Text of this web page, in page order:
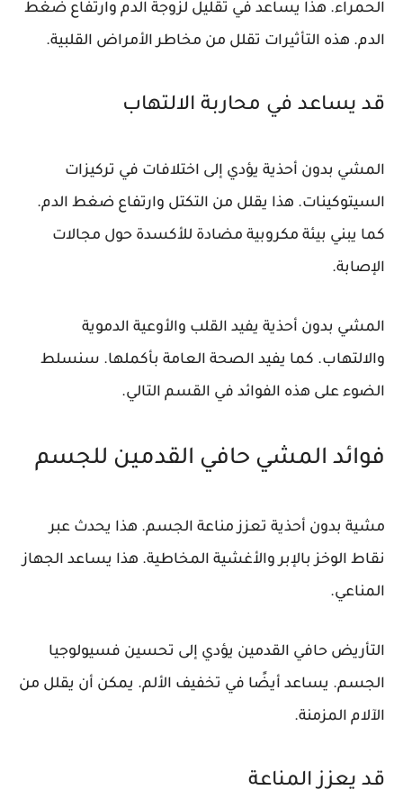
الحمراء. هذا يساعد في تقليل لزوجة الدم وارتفاع ضغط
الدم. هذه التأثيرات تقلل من مخاطر الأمراض القلبية.
قد يساعد في محاربة الالتهاب
المشي بدون أحذية يؤدي إلى اختلافات في تركيزات
السيتوكينات. هذا يقلل من التكتل وارتفاع ضغط الدم.
كما يبني بيئة مكروبية مضادة للأكسدة حول مجالات
الإصابة.
المشي بدون أحذية يفيد القلب والأوعية الدموية
والالتهاب. كما يفيد الصحة العامة بأكملها. سنسلط
الضوء على هذه الفوائد في القسم التالي.
فوائد المشي حافي القدمين للجسم
مشية بدون أحذية تعزز مناعة الجسم. هذا يحدث عبر
نقاط الوخز بالإبر والأغشية المخاطية. هذا يساعد الجهاز
المناعي.
التأريض حافي القدمين يؤدي إلى تحسين فسيولوجيا
الجسم. يساعد أيضًا في تخفيف الألم. يمكن أن يقلل من
الآلام المزمنة.
قد يعزز المناعة